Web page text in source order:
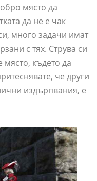
място да
да не е чак
много задачи имат
с тях. Струва си
място, където да
че други
издърпвания, е